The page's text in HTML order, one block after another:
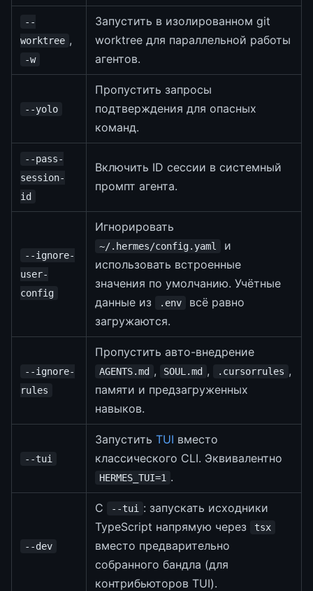
--
worktree ,
-w
Запустить в изолированном git
worktree для параллельной работы
агентов.
--yolo
Пропустить запросы
подтверждения для опасных
команд.
--pass-
session-
id
Включить ID сессии в системный
промпт агента.
--ignore-
user-
config
Игнорировать
~/.hermes/config.yaml
и
использовать встроенные
значения по умолчанию. Учётные
данные из
.env
всё равно
загружаются.
--ignore-
rules
Пропустить авто-внедрение
AGENTS.md , SOUL.md , .cursorrules ,
памяти и предзагруженных
навыков.
--tui
Запустить TUI вместо
классического CLI. Эквивалентно
HERMES_TUI=1 .
--dev
С --tui
: запускать исходники
TypeScript напрямую через
tsx
вместо предварительно
собранного бандла (для
контрибьюторов TUI).